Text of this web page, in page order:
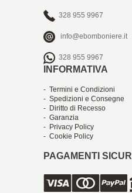
328 955 9967
info@ebomboniere.it
328 955 9967
INFORMATIVA
- Termini e Condizioni
- Spedizioni e Consegne
- Diritto di Recesso
- Garanzia
- Privacy Policy
- Cookie Policy
PAGAMENTI SICURI